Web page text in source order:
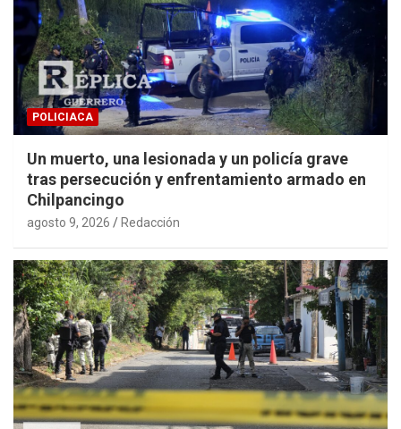
POLICIACA
Un muerto, una lesionada y un policía grave
tras persecución y enfrentamiento armado en
Chilpancingo
agosto 9, 2026 Redacción